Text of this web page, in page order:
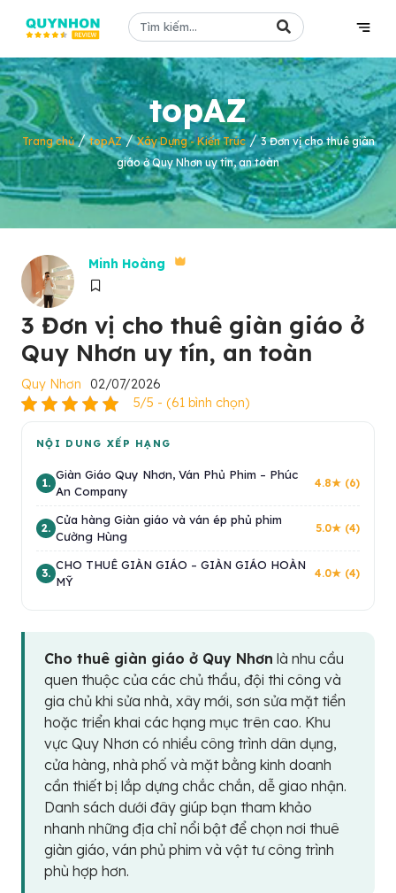
topAZ
Trang chủ/topAZ/Xây Dựng - Kiến Trúc/3 Đơn vị cho thuê giàn
giáo ở Quy Nhơn uy tín, an toàn
Minh Hoàng
3 Đơn vị cho thuê giàn giáo ở
Quy Nhơn uy tín, an toàn
Quy Nhơn
02/07/2026
5/5 - (61 bình chọn)
NỘI DUNG XẾP HẠNG
1.
Giàn Giáo Quy Nhơn, Ván Phủ Phim – Phúc
An Company
4.8★ (6)
2.
Cửa hàng Giàn giáo và ván ép phủ phim
Cường Hùng
5.0★ (4)
3.
CHO THUÊ GIÀN GIÁO – GIÀN GIÁO HOÀN
MỸ
4.0★ (4)
Cho thuê giàn giáo ở Quy Nhơn là nhu cầu
quen thuộc của các chủ thầu, đội thi công và
gia chủ khi sửa nhà, xây mới, sơn sửa mặt tiền
hoặc triển khai các hạng mục trên cao. Khu
vực Quy Nhơn có nhiều công trình dân dụng,
cửa hàng, nhà phố và mặt bằng kinh doanh
cần thiết bị lắp dựng chắc chắn, dễ giao nhận.
Danh sách dưới đây giúp bạn tham khảo
nhanh những địa chỉ nổi bật để chọn nơi thuê
giàn giáo, ván phủ phim và vật tư công trình
phù hợp hơn.